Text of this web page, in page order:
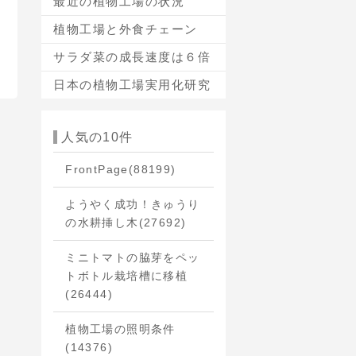
植物工場と外食チェーン
サラダ菜の成長速度は６倍
日本の植物工場実用化研究
人気の10件
FrontPage (88199)
ようやく成功！きゅうり
の水耕挿し木 (27692)
ミニトマトの脇芽をペッ
トボトル栽培槽に移植
(26444)
植物工場の照明条件
(14376)